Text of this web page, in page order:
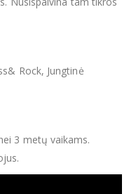
Rock, Jungtinė
3 metų vaikams.